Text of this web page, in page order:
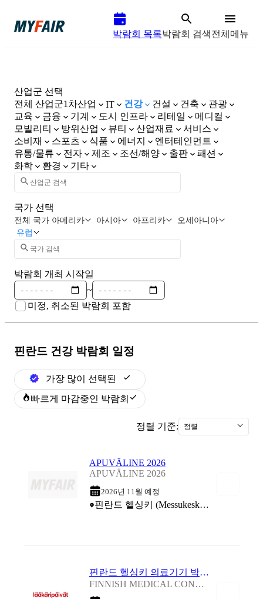
박람회 목록박람회 검색전체메뉴
산업군 선택
전체 산업군1차산업 IT 건강 건설 건축
관광
교육
금융 기계 도시 인프라 리테일
메디컬
모빌리티
방위산업 뷰티 산업재료
서비스
소비재
스포츠 식품 에너지
엔터테인먼트
유통/물류
전자 제조 조선/해양 출판
패션
화학
환경 기타
국가 선택
전체 국가 아메리카 아시아 아프리카
오세아니아
유럽
박람회 개최 시작일
~
미정, 취소된 박람회 포함
핀란드 건강박람회 일정
가장 많이 선택된
빠르게 마감중인 박람회
정렬 기준: 정렬
APUVÄLINE 2026
APUVÄLINE 2026
2026년 11월 예정
핀란드 헬싱키 (Messukeskus Helsinki Expo & Convention Centre)
핀란드 헬싱키 의료기기 박람회 2027
FINNISH MEDICAL CONVENTION AND EXHIBITION 2027